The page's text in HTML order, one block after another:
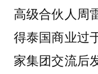
高级合伙人周
得泰国商业过
家集团交流后